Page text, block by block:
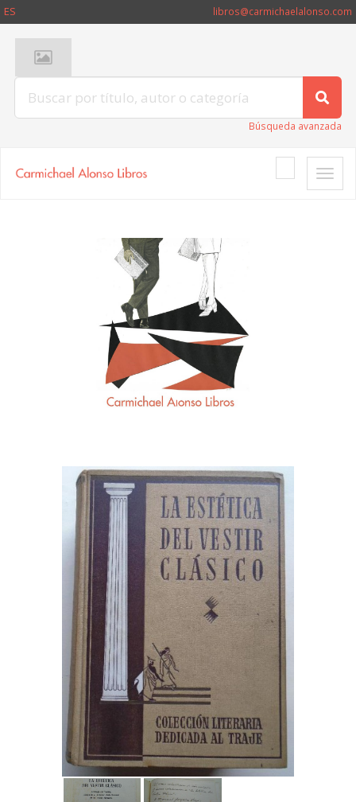
ES libros@carmichaelalonso.com
Búsqueda avanzada
Toggle